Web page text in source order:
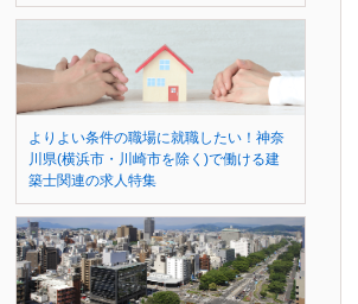
よりよい条件の職場に就職したい！神奈
川県(横浜市・川崎市を除く)で働ける建
築士関連の求人特集